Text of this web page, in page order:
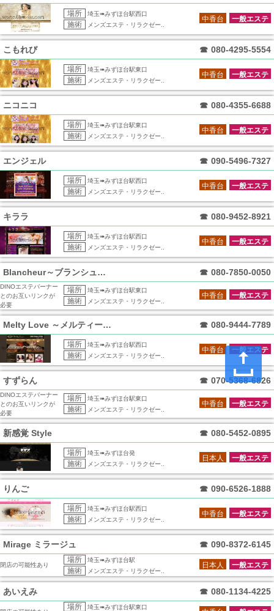
場所 埼玉➠みずほ台駅西口
施術 メンズエステ・リラクゼー..
一般エステ
中香台
こもれび ☎ 080-4295-5554
場所 埼玉➠みずほ台駅東口
施術 メンズエステ・リラクゼー..
一般エステ
中香台
ニコニコ ☎ 080-4355-6688
場所 埼玉➠みずほ台駅東口
施術 メンズエステ・リラクゼー..
一般エステ
中香台
エンジェル ☎ 090-5496-7327
場所 埼玉➠みずほ台駅西口
施術 メンズエステ・リラクゼー..
一般エステ
中香台
キララ ☎ 080-9452-8921
場所 埼玉➠みずほ台駅西口
施術 メンズエステ・リラクゼー..
一般エステ
中香台
Blancheur～ブランシュール～ ☎ 080-7850-0050
DINOエステバーナー
とのお互いリンクが
必要
場所 埼玉➠みずほ台駅東口
施術 メンズエステ・リラクゼー..
一般エステ
中香台
Melty Love ～メルティーラヴ～ ☎ 080-9444-7789
場所 埼玉➠みずほ台駅西口
施術 メンズエステ・リラクゼー..
一般エステ
中香台
すずらん ☎ 070-5368-6826
DINOエステバーナー
とのお互いリンクが
必要
場所 埼玉➠みずほ台駅東口
施術 メンズエステ・リラクゼー..
一般エステ
中香台
新感覚 Style ☎ 080-5452-0895
場所 埼玉➠みずほ台発
施術 メンズエステ・リラクゼー..
一般エステ
日本人
りんご ☎ 090-6526-1888
場所 埼玉➠みずほ台駅西口
施術 メンズエステ・リラクゼー..
一般エステ
中香台
Mirage ミラージュ ☎ 090-8372-6145
閉店の可能性あり
場所 埼玉➠みずほ台駅
施術 メンズエステ・リラクゼー..
一般エステ
日本人
あいえみ ☎ 080-1134-4225
場所 埼玉➠みずほ台駅東口